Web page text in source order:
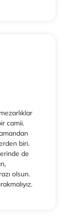
camii.
biri.
de
olsun.